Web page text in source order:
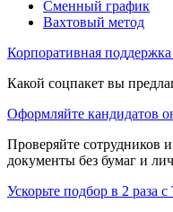
Сменный график
Вахтовый метод
Корпоративная поддержка
Какой соцпакет вы
Оформляйте кандидатов
Проверяйте сотрудников
документы без бумаг и
Ускорьте подбор в 2 раза